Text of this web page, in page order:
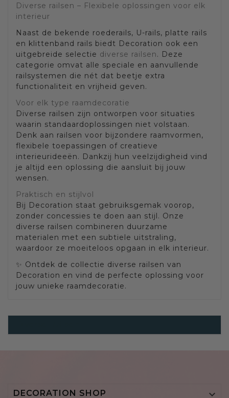
Diverse railsen – Flexibele oplossingen voor elk
interieur
Naast de bekende roederails, U-rails, platte rails
en klittenband rails biedt Decoration ook een
uitgebreide selectie diverse railsen. Deze
categorie omvat alle speciale en aanvullende
railsystemen die nét dat beetje extra
functionaliteit en vrijheid geven.
Voor elk type raamdecoratie
Diverse railsen zijn ontworpen voor situaties
waarin standaardoplossingen niet volstaan.
Denk aan railsen voor bijzondere raamvormen,
flexibele toepassingen of creatieve
interieurideeën. Dankzij hun veelzijdigheid vind
je altijd een oplossing die aansluit bij jouw
wensen.
Praktisch en stijlvol
Bij Decoration staat gebruiksgemak voorop,
zonder concessies te doen aan stijl. Onze
diverse railsen combineren duurzame
materialen met een subtiele uitstraling,
waardoor ze moeiteloos opgaan in elk interieur.
✨ Ontdek de collectie diverse railsen van
Decoration en vind de perfecte oplossing voor
jouw unieke raamdecoratie.
DECORATION SHOP 